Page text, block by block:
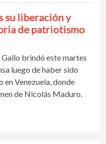
su liberación y
de patriotismo
brindó este martes
luego de haber sido
Venezuela, donde
de Nicolás Maduro.